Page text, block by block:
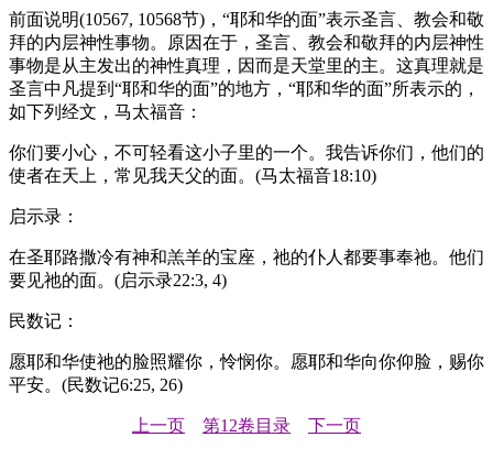
前面说明(10567, 10568节)，“耶和华的面”表示圣言、教会和敬
拜的内层神性事物。原因在于，圣言、教会和敬拜的内层神性
事物是从主发出的神性真理，因而是天堂里的主。这真理就是
圣言中凡提到“耶和华的面”的地方，“耶和华的面”所表示的，
如下列经文，马太福音：
你们要小心，不可轻看这小子里的一个。我告诉你们，他们的
使者在天上，常见我天父的面。(马太福音18:10)
启示录：
在圣耶路撒冷有神和羔羊的宝座，祂的仆人都要事奉祂。他们
要见祂的面。(启示录22:3, 4)
民数记：
愿耶和华使祂的脸照耀你，怜悯你。愿耶和华向你仰脸，赐你
平安。(民数记6:25, 26)
上一页 第12卷目录 下一页